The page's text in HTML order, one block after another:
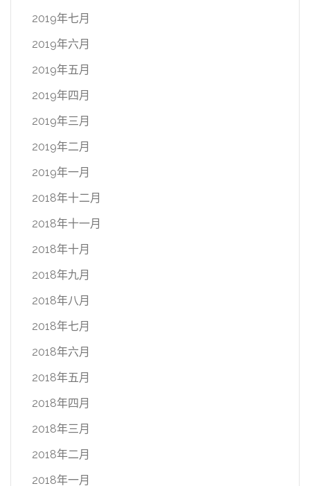
2019年七月
2019年六月
2019年五月
2019年四月
2019年三月
2019年二月
2019年一月
2018年十二月
2018年十一月
2018年十月
2018年九月
2018年八月
2018年七月
2018年六月
2018年五月
2018年四月
2018年三月
2018年二月
2018年一月